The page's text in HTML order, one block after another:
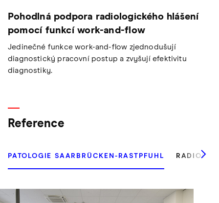
Pohodlná podpora radiologického hlášení
pomocí funkcí work-and-flow
Jedinečné funkce work-and-flow zjednodušují
diagnostický pracovní postup a zvyšují efektivitu
diagnostiky.
Reference
PATOLOGIE SAARBRÜCKEN-RASTPFUHL